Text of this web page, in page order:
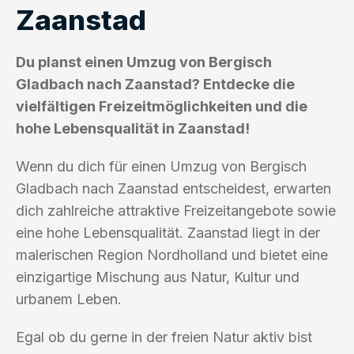
Zaanstad
Du planst einen Umzug von Bergisch
Gladbach nach Zaanstad? Entdecke die
vielfältigen Freizeitmöglichkeiten und die
hohe Lebensqualität in Zaanstad!
Wenn du dich für einen Umzug von Bergisch
Gladbach nach Zaanstad entscheidest, erwarten
dich zahlreiche attraktive Freizeitangebote sowie
eine hohe Lebensqualität. Zaanstad liegt in der
malerischen Region Nordholland und bietet eine
einzigartige Mischung aus Natur, Kultur und
urbanem Leben.
Egal ob du gerne in der freien Natur aktiv bist